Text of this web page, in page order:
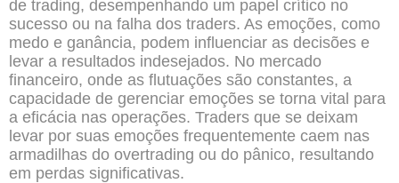
de trading, desempenhando um papel crítico no
sucesso ou na falha dos traders. As emoções, como
medo e ganância, podem influenciar as decisões e
levar a resultados indesejados. No mercado
financeiro, onde as flutuações são constantes, a
capacidade de gerenciar emoções se torna vital para
a eficácia nas operações. Traders que se deixam
levar por suas emoções frequentemente caem nas
armadilhas do overtrading ou do pânico, resultando
em perdas significativas.